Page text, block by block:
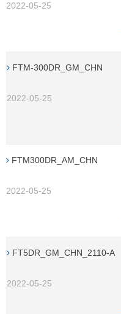
2022-05-25
FTM-300DR_GM_CHN
2022-05-25
FTM300DR_AM_CHN
2022-05-25
FT5DR_GM_CHN_2110-A
2022-05-25